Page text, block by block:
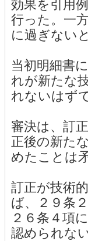
効果を引用
行った。一
に過ぎない
当初明細書
れが新たな
れないはず
審決は、訂
正後の新た
めたことは
訂正が技術
ば、２９条
２６条４項
認められな